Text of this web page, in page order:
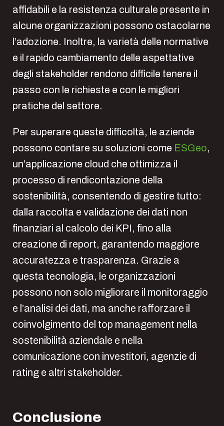
affidabili e la resistenza culturale presente in
alcune organizzazioni possono ostacolarne
l’adozione. Inoltre, la varietà delle normative
e il rapido cambiamento delle aspettative
degli stakeholder rendono difficile tenere il
passo con le richieste e con le migliori
pratiche del settore.
Per superare queste difficoltà, le aziende
possono contare su soluzioni come ESGeo,
un’applicazione cloud che ottimizza il
processo di rendicontazione della
sostenibilità, consentendo di gestire tutto:
dalla raccolta e validazione dei dati non
finanziari al calcolo dei KPI, fino alla
creazione di report, garantendo maggiore
accuratezza e trasparenza. Grazie a
questa tecnologia, le organizzazioni
possono non solo migliorare il monitoraggio
e l’analisi dei dati, ma anche rafforzare il
coinvolgimento del top management nella
sostenibilità aziendale e nella
comunicazione con investitori, agenzie di
rating e altri stakeholder.
Conclusione